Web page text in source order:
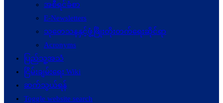
အစီရင်ခံစာ
E-Newsletters
သုတေသနနှင့်ဖွံ့ဖြိုးတိုးတက်ရေးဆိုင်ရာ
Acronyms
ပြည်သူ့အသံ
ငြိမ်းချမ်းရေး Wiki
ဆက်သွယ်ရန်
Toggle website search